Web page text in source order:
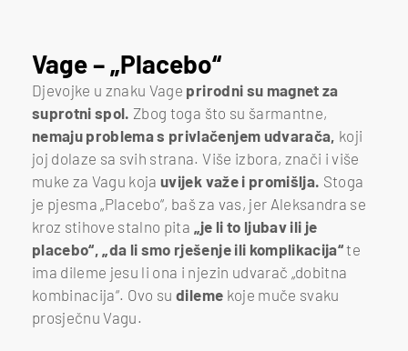
Vage – „Placebo“
Djevojke u znaku Vage prirodni su magnet za
suprotni spol. Zbog toga što su šarmantne,
nemaju problema s privlačenjem udvarača, koji
joj dolaze sa svih strana. Više izbora, znači i više
muke za Vagu koja uvijek važe i promišlja. Stoga
je pjesma „Placebo“, baš za vas, jer Aleksandra se
kroz stihove stalno pita „je li to ljubav ili je
placebo“, „da li smo rješenje ili komplikacija“te
ima dileme jesu li ona i njezin udvarač „dobitna
kombinacija“. Ovo sudileme koje muče svaku
prosječnu Vagu.